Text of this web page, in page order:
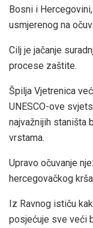
Bosni i
usmjerenog na
Cilj je jačanje
procese zaštite.
Špilja Vjetrenica
UNESCO-ove
najvažnijih staništa
vrstama.
Upravo očuvanje
hercegovačkog
Iz Ravnog ističu
posjećuje sve veći